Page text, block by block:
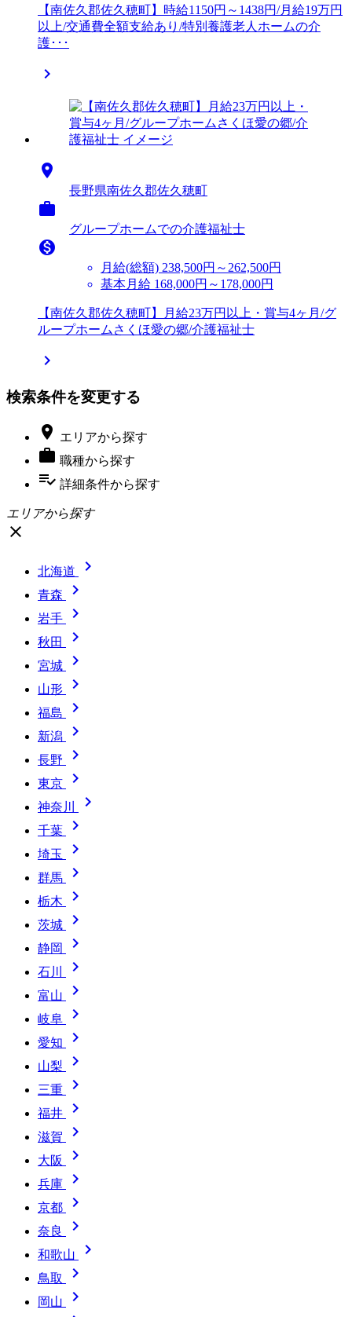
【南佐久郡佐久穂町】時給1150円～1438円/月給19万円
以上/交通費全額支給あり/特別養護老人ホームの介
護･･･


長野県南佐久郡佐久穂町

グループホームでの介護福祉士

月給(総額) 238,500円～262,500円
基本月給 168,000円～178,000円
【南佐久郡佐久穂町】月給23万円以上・賞与4ヶ月/グ
ループホームさくほ愛の郷/介護福祉士

検索条件を変更する
 エリアから探す
 職種から探す
playlist_add_check 詳細条件から探す
エリアから探す
close
北海道 
青森 
岩手 
秋田 
宮城 
山形 
福島 
新潟 
長野 
東京 
神奈川 
千葉 
埼玉 
群馬 
栃木 
茨城 
静岡 
石川 
富山 
岐阜 
愛知 
山梨 
三重 
福井 
滋賀 
大阪 
兵庫 
京都 
奈良 
和歌山 
鳥取 
岡山 